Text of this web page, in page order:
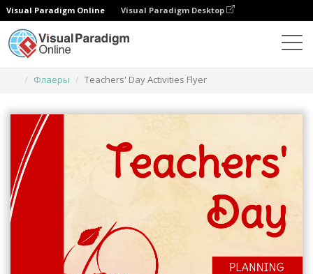
Visual Paradigm Online Visual Paradigm Desktop
Флаеры
Teachers' Day Activities Flyer